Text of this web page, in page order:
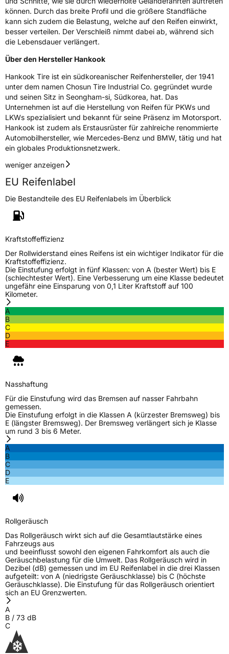
3PMSF / Schneeflockensymbol / Alpine-SymbolJa
EisgripNein
Allgemeine Produktsicherheit (GPSR)
HerstellerkontaktHankook Tire Europe GmbH, Siemensstr. 14
D-63263 Neu-Isenburg Deutschland,
technik@hankookreifen.de
können. Durch das breite Profil und die größere Standfläche
kann sich zudem die Belastung, welche auf den Reifen einwirkt,
besser verteilen. Der Verschleiß nimmt dabei ab, während sich
die Lebensdauer verlängert.
Über den Hersteller Hankook
Hankook Tire ist ein südkoreanischer Reifenhersteller, der 1941
unter dem namen Chosun Tire Industrial Co. gegründet wurde
und seinen Sitz in Seongham-si, Südkorea, hat. Das
Unternehmen ist auf die Herstellung von Reifen für PKWs und
LKWs spezialisiert und bekannt für seine Präsenz im Motorsport.
Hankook ist zudem als Erstausrüster für zahlreiche renommierte
Automobilhersteller, wie Mercedes-Benz und BMW, tätig und hat
ein globales Produktionsnetzwerk.
weniger anzeigen
EU Reifenlabel
Die Bestandteile des EU Reifenlabels im Überblick
Kraftstoffeffizienz
Der Rollwiderstand eines Reifens ist ein wichtiger Indikator für die
Kraftstoffeffizienz.
Die Einstufung erfolgt in fünf Klassen: von A (bester Wert) bis E
(schlechtester Wert). Eine Verbesserung um eine Klasse bedeutet
ungefähr eine Einsparung von 0,1 Liter Kraftstoff auf 100
Kilometer.
A
B
C
D
E
Nasshaftung
Für die Einstufung wird das Bremsen auf nasser Fahrbahn
gemessen.
Die Einstufung erfolgt in die Klassen A (kürzester Bremsweg) bis
E (längster Bremsweg). Der Bremsweg verlängert sich je Klasse
um rund 3 bis 6 Meter.
A
B
C
D
E
Rollgeräusch
Das Rollgeräusch wirkt sich auf die Gesamtlautstärke eines
Fahrzeugs aus
und beeinflusst sowohl den eigenen Fahrkomfort als auch die
Geräuschbelastung für die Umwelt. Das Rollgeräusch wird in
Dezibel (dB) gemessen und im EU Reifenlabel in die drei Klassen
aufgeteilt: von A (niedrigste Geräuschklasse) bis C (höchste
Geräuschklasse). Die Einstufung für das Rollgeräusch orientiert
sich an EU Grenzwerten.
A
B / 73 dB
C